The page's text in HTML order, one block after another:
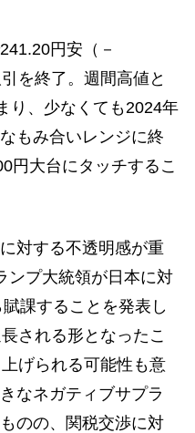
円安（－
を終了。週間高値と
り、少なくても2024年
もみ合いレンジに終
円大台にタッチするこ
対する不透明感が重
ンプ大統領が日本に対
課することを発表し
される形となったこ
げられる可能性も意
なネガティブサプラ
のの、関税交渉に対